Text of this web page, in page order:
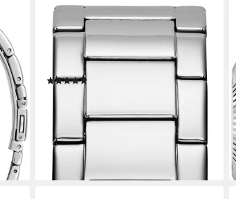
GUESS
Quarzuhr MOONLIGHT GW0320L1,
Armbanduhr, Damenuhr,
Kristallsteine, Edelstahlarmband
ab 184,65 €
-16%
lieferbar - in 1-2 Werktagen bei dir